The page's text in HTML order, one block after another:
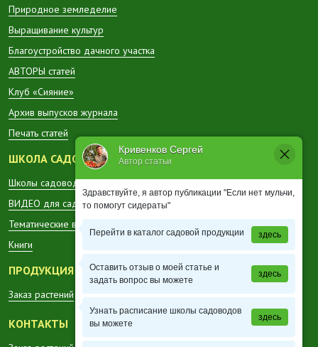
Кривенков Сергей
Автор статьи
Здравствуйте, я автор публикации "Если нет мульчи,
то помогут сидераты"
Перейти в каталог садовой продукции здесь
Оставить отзыв о моей статье и
задать вопрос вы можете
здесь
Узнать расписание школы садоводов
вы можете
здесь
Природное земледелие
Выращивание культур
Благоустройство дачного участка
АВТОРЫ статей
Клуб «Сияние»
Архив выпусков журнала
Печать статей
ШКОЛА САДОВОДА
Школы садоводов в регионах
ВИДЕО для садоводов
Тематические вестники
Книги
ПРОДУКЦИЯ
Заказ растений
КОНТАКТЫ